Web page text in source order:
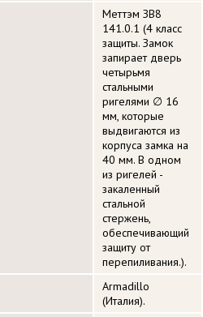
Меттэм ЗВ8
141.0.1 (4 класс
защиты. Замок
запирает дверь
четырьмя
стальными
ригелями ∅ 16
мм, которые
выдвигаются из
корпуса замка на
40 мм. В одном
из ригелей -
закаленный
стальной
стержень,
обеспечивающий
защиту от
перепиливания.).
Armadillo
(Италия).